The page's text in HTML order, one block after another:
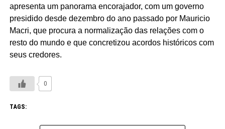
apresenta um panorama encorajador, com um governo
presidido desde dezembro do ano passado por Mauricio
Macri, que procura a normalização das relações com o
resto do mundo e que concretizou acordos históricos com
seus credores.
0
TAGS: